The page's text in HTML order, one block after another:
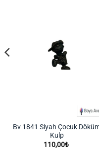
Bv 1841 Siyah Çocuk
Kulp
110,00₺